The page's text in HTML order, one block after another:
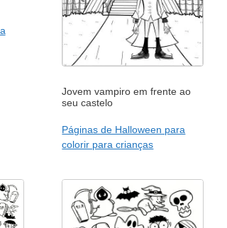
Jovem vampiro em frente ao
seu castelo
Páginas de Halloween para
colorir para crianças